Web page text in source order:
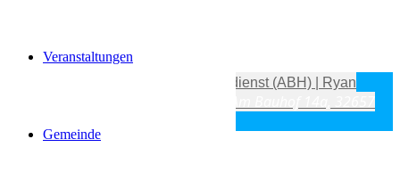
Veranstaltungen
Gemeinde
September
Traugottesdienst (ABH) | Ryan